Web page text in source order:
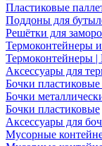
Пластиковые
Поддоны для
Решётки для
Термоконтейнеры
Термоконтейнеры |
Аксессуары для
Бочки
Бочки
Бочки пластиковые
Аксессуары для
Мусорные